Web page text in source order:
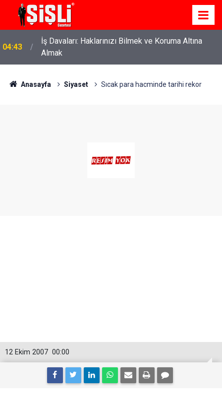
04:43
İş Davaları: Haklarınızı Bilmek ve Koruma Altına
Almak
Anasayfa Siyaset Sıcak para hacminde tarihi rekor
00:00
12 Ekim 2007